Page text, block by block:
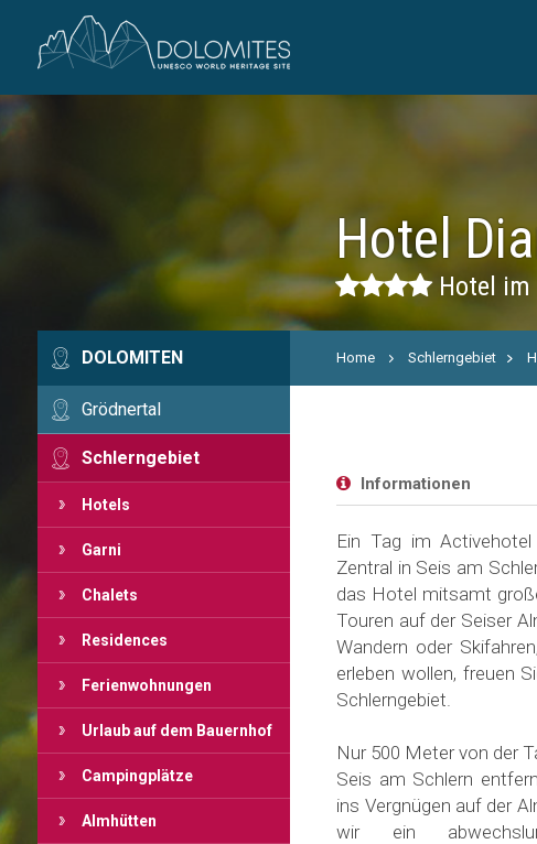
Hotel
Hotel im
DOLOMITEN
Grödnertal
Schlerngebiet
Hotels
Garni
Chalets
Residences
Ferienwohnungen
Urlaub auf dem Bauernhof
Campingplätze
Almhütten
Home Schlerngebiet
Informationen
Ein Tag im
Zentral in Seis am
das Hotel mitsamt
Touren auf der Seiser
Wandern oder
erleben wollen, freuen
Schlerngebiet.
Nur 500 Meter von der
Seis am Schlern
ins Vergnügen auf der
wir ein